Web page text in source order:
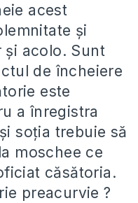
acest
şi
şi acolo. Sunt
de încheiere
este
a înregistra
soţia trebuie să
moschee ce
căsătoria.
preacurvie ?